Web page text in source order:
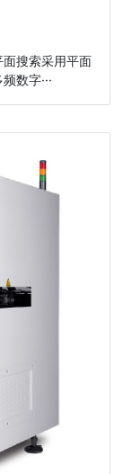
搜索采用平面
数字···